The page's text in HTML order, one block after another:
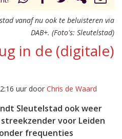
vanaf nu ook te beluisteren via
DAB+. (Foto's: Sleutelstad)
in de (digitale)
uur door Chris de Waard
Sleutelstad ook weer
voor Leiden
frequenties